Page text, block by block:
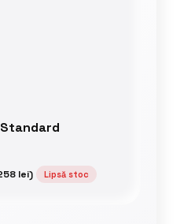
Standard
lei) Lipsă stoc